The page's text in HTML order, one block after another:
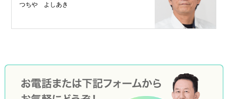
つちや よしあき